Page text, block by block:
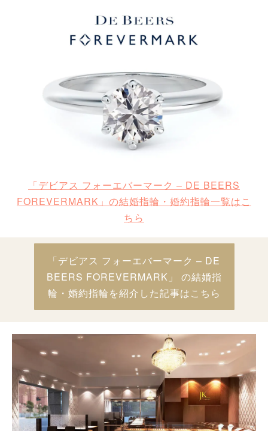
「デビアス フォーエバーマーク – DE BEERS
FOREVERMARK」の結婚指輪・婚約指輪一覧はこ
ちら
「デビアス フォーエバーマーク – DE
BEERS FOREVERMARK」 の結婚指
輪・婚約指輪を紹介した記事はこちら